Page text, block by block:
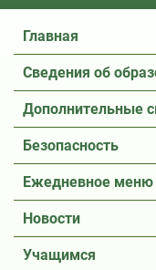
Главная
Сведения об
Дополнительные
Безопасность
Ежедневное меню
Новости
Учащимся